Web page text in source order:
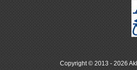
Copyright © 2013 - 2026